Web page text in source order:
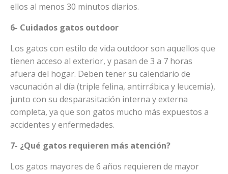
ellos al menos 30 minutos diarios.
6- Cuidados gatos outdoor
Los gatos con estilo de vida outdoor son aquellos que
tienen acceso al exterior, y pasan de 3 a 7 horas
afuera del hogar. Deben tener su calendario de
vacunación al día (triple felina, antirrábica y leucemia),
junto con su desparasitación interna y externa
completa, ya que son gatos mucho más expuestos a
accidentes y enfermedades.
7- ¿Qué gatos requieren más atención?
Los gatos mayores de 6 años requieren de mayor